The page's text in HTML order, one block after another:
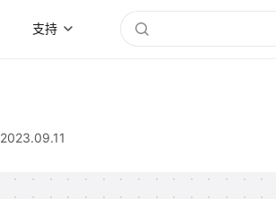
支持
2023.09.11